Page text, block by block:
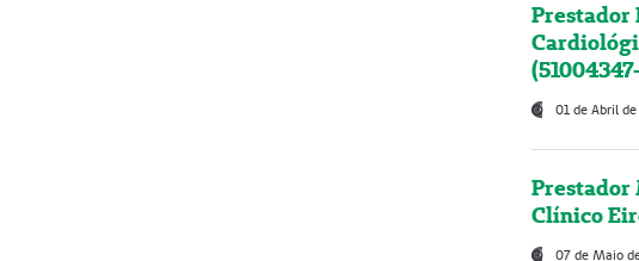
Prestador
01 de Abril
Prestador
Clínico
07 de Maio